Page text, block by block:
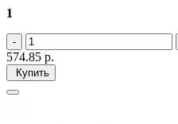
1
574.85 р.
Купить